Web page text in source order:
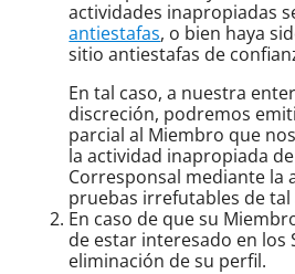
actividades inapropiadas
antiestafas, o bien haya
sitio antiestafas de
En tal caso, a nuestra
discreción, podremos
parcial al Miembro que
la actividad inapropiada
Corresponsal mediante la
pruebas irrefutables de tal
En caso de que su
de estar interesado en los
eliminación de su perfil.